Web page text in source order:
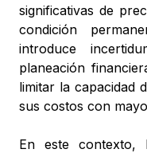
significativas de
condición
introduce
planeación
limitar la capacidad
sus costos con
En este contexto,